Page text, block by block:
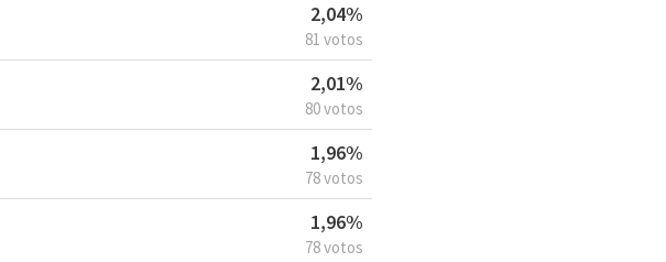
2,04%
81 votos
2,01%
80 votos
1,96%
78 votos
1,96%
78 votos